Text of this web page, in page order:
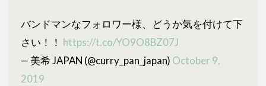
バンドマンなフォロワー様、どうか気を付けて下
さい！！ https://t.co/YO9O8BZ07J
— 美希 JAPAN (@curry_pan_japan) October 9,
2019